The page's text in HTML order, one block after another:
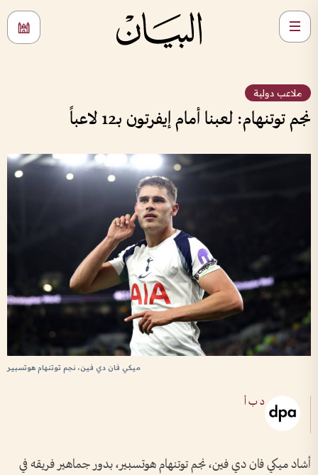
ملاعب دولية
نجم توتنهام: لعبنا أمام إيفرتون بـ12 لاعباً
ميكي فان دي فين، نجم توتنهام هوتسبير
د ب أ
أشاد ميكي فان دي فين، نجم توتنهام هوتسبير، بدور جماهير فريقه في